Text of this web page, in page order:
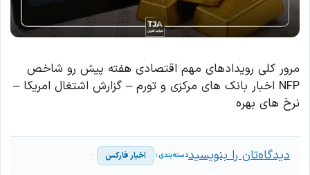
مرور کلی رویدادهای مهم اقتصادی هفته پیش رو شاخص
NFP اخبار بانک های مرکزی و تورم – گزارش اشتغال امریکا –
نرخ های بهره
اخبار فارکس دیدگاه‌تان را بنویسید